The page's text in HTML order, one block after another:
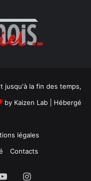
jusqu'à la fin des temps,
by Kaizen Lab | Hébergé
légales
Contacts
YouTubeInstagram